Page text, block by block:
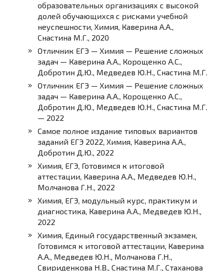
образовательных организациях с высокой
долей обучающихся с рисками учебной
неуспешности, Химия, Каверина А.А.,
Снастина М.Г., 2020
Отличник ЕГЭ — Химия — Решение сложных
задач — Каверина А.А., Корощенко А.С.,
Добротин Д.Ю., Медведев Ю.Н., Снастина М.Г.
Отличник ЕГЭ — Химия — Решение сложных
задач — Каверина А.А., Корощенко А.С.,
Добротин Д.Ю., Медведев Ю.Н., Снастина М.Г.
— 2022
Самое полное издание типовых вариантов
заданий ЕГЭ 2022, Химия, Каверина А.А.,
Добротин Д.Ю., 2022
Химия, ЕГЭ, Готовимся к итоговой
аттестации, Каверина А.А., Медведев Ю.Н.,
Молчанова Г.Н., 2022
Химия, ЕГЭ, модульный курс, практикум и
диагностика, Каверина А.А., Медведев Ю.Н.,
2022
Химия, Единый государственный экзамен,
Готовимся к итоговой аттестации, Каверина
А.А., Медведев Ю.Н., Молчанова Г.Н.,
Свириденкова Н.В., Снастина М.Г., Стаханова